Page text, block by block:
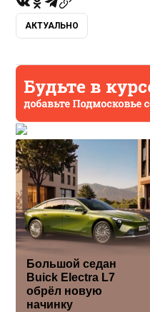
АКТУАЛЬНО
Большой седан
Buick Electra L7
обрёл новую
начинку